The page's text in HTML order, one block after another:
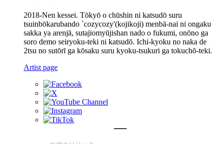
2018-Nen kessei. Tōkyō o chūshin ni katsudō suru
tsuinbōkarubando `cozycozy'(kojikoji) menbā-nai ni ongaku
sakka ya arenjā, sutajiomyūjishan nado o fukumi, onōno ga
soro demo seiryoku-teki ni katsudō. Ichi-kyoku no naka de
2tsu no sutōrī ga kōsaku suru kyoku-tsukuri ga tokuchō-teki.
Artist page